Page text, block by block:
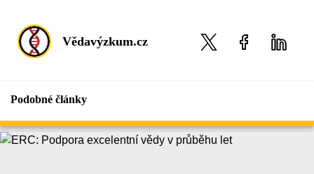
Vědavýzkum.cz
Podobné články